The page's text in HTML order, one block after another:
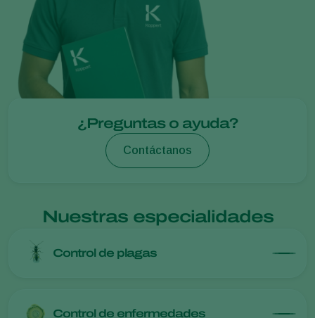
¿Preguntas o ayuda?
Contáctanos
Nuestras especialidades
Control de plagas
Control de enfermedades